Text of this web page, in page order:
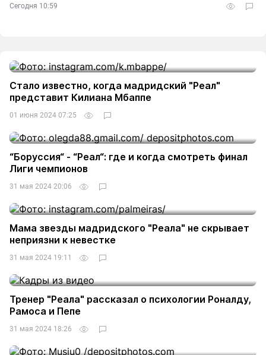
Сегодня 10:59
Стало известно, когда мадридский "Реал"
представит Килиана Мбаппе
01 июня 2024 07:25
“Боруссия“ - “Реал“: где и когда смотреть финал
Лиги чемпионов
31 мая 2024 20:06
Мама звезды мадридского "Реала" не скрывает
неприязни к невестке
31 мая 2024 19:11
Тренер "Реала" рассказал о психологии Роналду,
Рамоса и Пепе
31 мая 2024 18:26